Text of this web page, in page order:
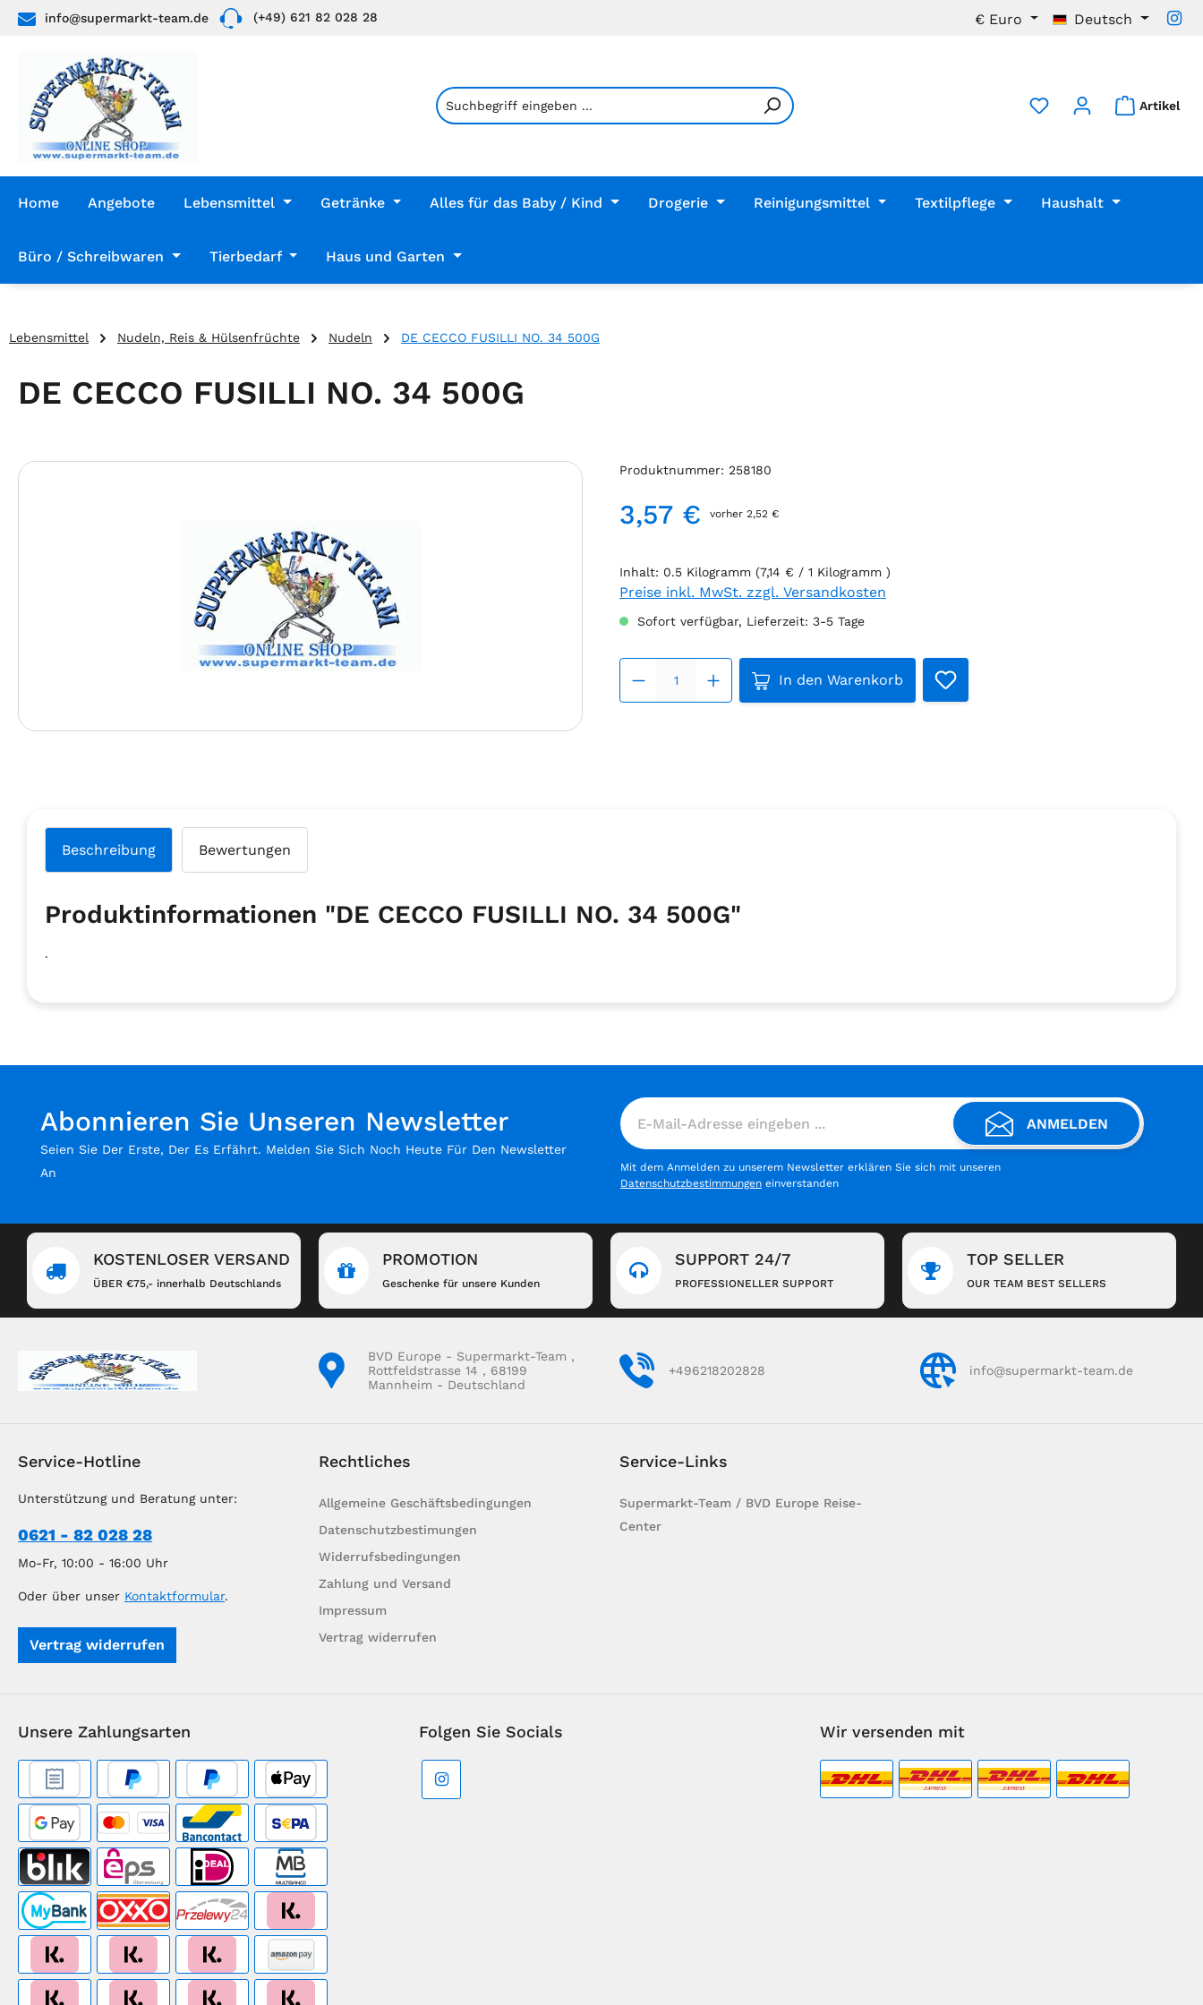
Hauptinhalt springen
Zur Suche springen
Zur Hauptnavigation springen
info@supermarkt-team.de (+49) 621 82 028 28 € Euro Deutsch
Artikel
Home Angebote Lebensmittel Getränke Alles für das Baby / Kind Drogerie Reinigungsmittel Textilpflege Haushalt
Büro / Schreibwaren Tierbedarf Haus und Garten
Lebensmittel Nudeln, Reis & Hülsenfrüchte Nudeln DE CECCO FUSILLI NO. 34 500G
DE CECCO FUSILLI NO. 34 500G
Bildergalerie überspringen Produktnummer: 258180
Regulärer Preis:
3,57 € vorher 2,52 €
Inhalt: 0.5 Kilogramm (7,14 € / 1 Kilogramm )
Preise inkl. MwSt. zzgl. Versandkosten
Sofort verfügbar, Lieferzeit: 3-5 Tage
Produkt Anzahl: Gib den gewünschten
In den Warenkorb
Beschreibung Bewertungen
Produktinformationen "DE CECCO FUSILLI NO. 34 500G"
.
Abonnieren Sie Unseren Newsletter
Seien Sie Der Erste, Der Es Erfährt. Melden Sie Sich Noch Heute Für Den Newsletter
An
ANMELDEN
Mit dem Anmelden zu unserem Newsletter erklären Sie sich mit unseren
Datenschutzbestimmungen einverstanden
KOSTENLOSER VERSAND
ÜBER €75,- innerhalb Deutschlands
PROMOTION
Geschenke für unsere Kunden
SUPPORT 24/7
PROFESSIONELLER SUPPORT
TOP SELLER
OUR TEAM BEST SELLERS
BVD Europe - Supermarkt-Team ,
Rottfeldstrasse 14 , 68199
Mannheim - Deutschland
+496218202828 info@supermarkt-team.de
Service-Hotline
Unterstützung und Beratung unter:
0621 - 82 028 28
Mo-Fr, 10:00 - 16:00 Uhr
Oder über unser Kontaktformular.
Vertrag widerrufen
Rechtliches
Allgemeine Geschäftsbedingungen
Datenschutzbestimungen
Widerrufsbedingungen
Zahlung und Versand
Impressum
Vertrag widerrufen
Service-Links
Supermarkt-Team / BVD Europe Reise-
Center
Unsere Zahlungsarten Folgen Sie Socials Wir versenden mit